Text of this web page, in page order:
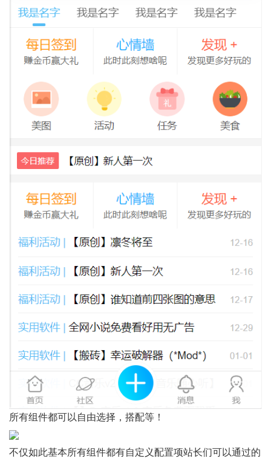
所有组件都可以自由选择，搭配等！
不仅如此基本所有组件都有自定义配置项站长们可以通过的